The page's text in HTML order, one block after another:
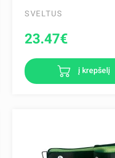
SVELTUS
23.47€
į krepšelį